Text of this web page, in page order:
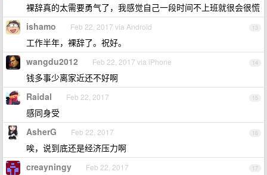
裸辞真的太需要勇气了，我感觉自己一段时间不上班就很会很慌
13
ishamo Feb 22, 2017 via Android
工作半年，裸辞了。祝好。
14
wangdu2012 Feb 22, 2017 via iPhone
钱多事少离家近还不好啊
15
Raidal Feb 22, 2017
感同身受
16
AsherG Feb 22, 2017
唉，说到底还是经济压力啊
17
creayningy Feb 22, 2017